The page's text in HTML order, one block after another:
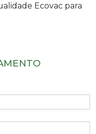
Ecovac para